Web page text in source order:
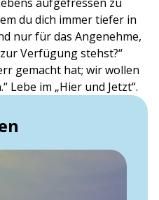
du dich immer tiefer in
nur für das Angenehme,
Verfügung stehst?“
gemacht hat; wir wollen
Lebe im „Hier und Jetzt“.